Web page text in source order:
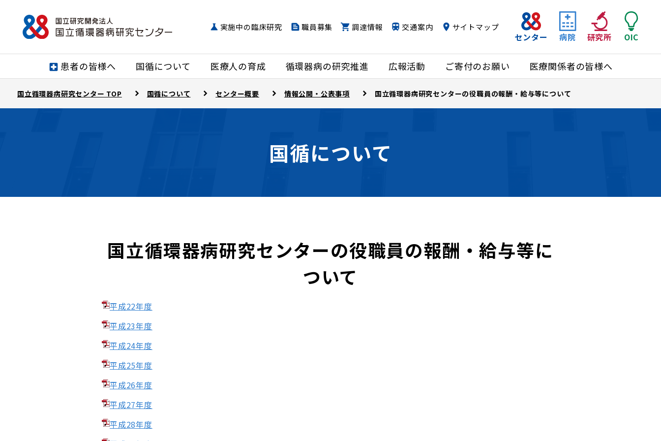
患者の皆様へ 国循について 医療人の育成 循環器病の研究推進 広報活動 ご寄付のお願い 医療関係者の皆様へ
センター 病院 研究所 OIC
実施中の臨床研究 職員募集 調達情報 交通案内 サイトマップ
国立循環器病研究センター TOP 国循について センター概要 情報公開・公表事項 国立循環器病研究センターの役職員の報酬・給与等について
国循について
国立循環器病研究センターの役職員の報酬・給与等に
ついて
平成22年度
平成23年度
平成24年度
平成25年度
平成26年度
平成27年度
平成28年度